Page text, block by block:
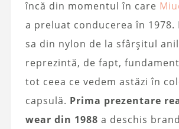
încă din momentul în care
a preluat conducerea în 1978.
sa din nylon de la sfârșitul
reprezintă, de fapt,
tot ceea ce vedem astăzi în
capsulă. Prima prezentare
wear din 1988 a deschis